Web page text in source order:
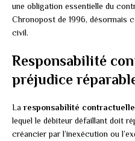
une obligation essentielle du
Chronopost de 1996, désormais
civil.
Responsabilité
préjudice
La responsabilité contractuelle
lequel le débiteur défaillant doit
créancier par l’inexécution ou